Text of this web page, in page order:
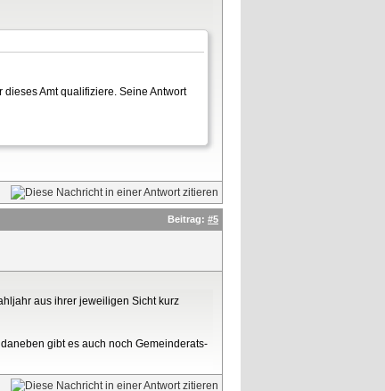
Amt qualifiziere. Seine Antwort
Beitrag: #5
aus ihrer jeweiligen Sicht kurz
gibt es auch noch Gemeinderats-